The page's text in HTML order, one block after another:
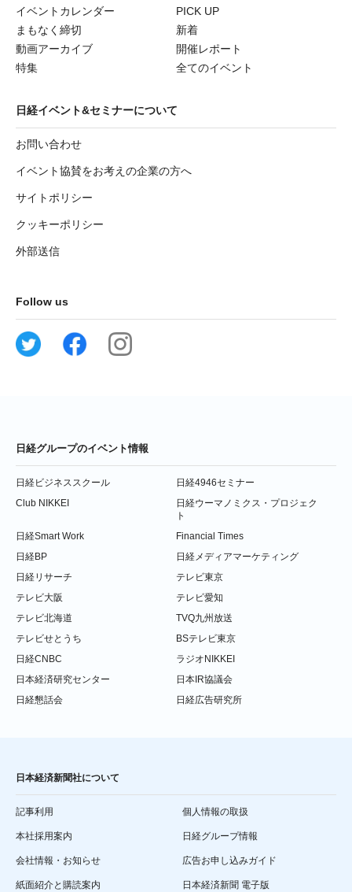
イベントカレンダー
PICK UP
まもなく締切
新着
動画アーカイブ
開催レポート
特集
全てのイベント
日経イベント&セミナーについて
お問い合わせ
イベント協賛をお考えの企業の方へ
サイトポリシー
クッキーポリシー
外部送信
Follow us
日経グループのイベント情報
日経ビジネススクール
日経4946セミナー
Club NIKKEI
日経ウーマノミクス・プロジェク
ト
日経Smart Work
Financial Times
日経BP
日経メディアマーケティング
日経リサーチ
テレビ東京
テレビ大阪
テレビ愛知
テレビ北海道
TVQ九州放送
テレビせとうち
BSテレビ東京
日経CNBC
ラジオNIKKEI
日本経済研究センター
日本IR協議会
日経懇話会
日経広告研究所
日本経済新聞社について
記事利用 個人情報の取扱
本社採用案内 日経グループ情報
会社情報・お知らせ 広告お申し込みガイド
紙面紹介と購読案内 日本経済新聞 電子版